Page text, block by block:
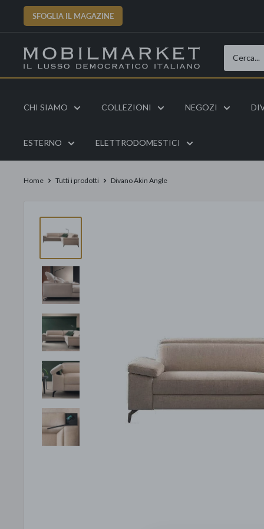
SFOGLIA IL MAGAZINE
CHI SIAMO COLLEZIONI NEGOZI
ESTERNO ELETTRODOMESTICI
Home Tutti i prodotti Divano Akin Angle